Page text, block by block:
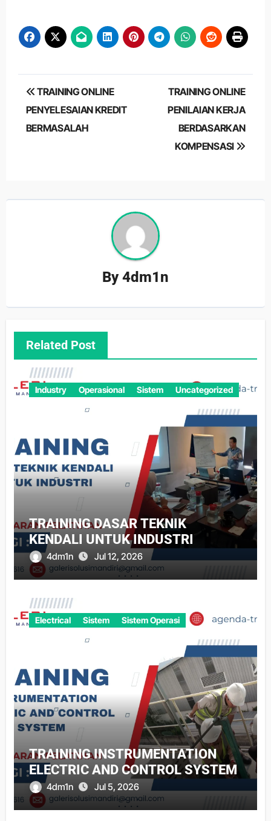
Post
navigation
TRAINING ONLINE
PENYELESAIAN KREDIT
BERMASALAH
TRAINING ONLINE
PENILAIAN KERJA
BERDASARKAN
KOMPENSASI
By4dm1n
Related Post
Industry Operasional Sistem Uncategorized
TRAINING DASAR TEKNIK
KENDALI UNTUK INDUSTRI
4dm1n Jul 12, 2026
Electrical Sistem Sistem Operasi
TRAINING INSTRUMENTATION
ELECTRIC AND CONTROL SYSTEM
4dm1n Jul 5, 2026